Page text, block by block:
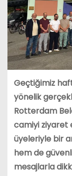
Geçtiğimiz
yönelik
Rotterdam
camiyi ziyaret
üyeleriyle bir
hem de
mesajlarla